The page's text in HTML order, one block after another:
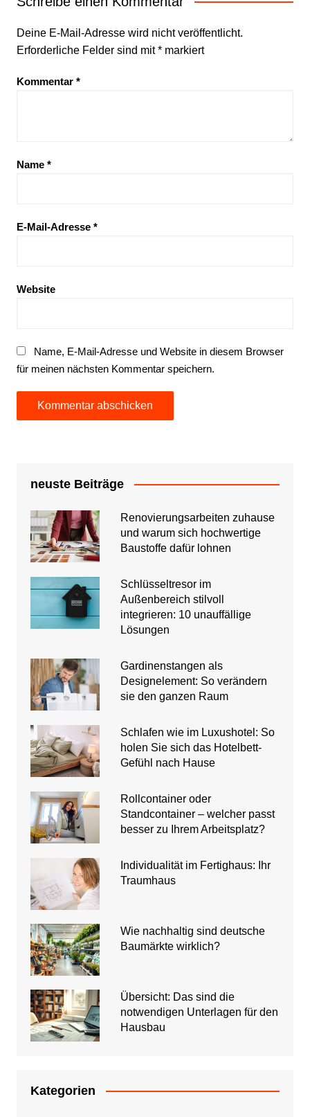
Deine E-Mail-Adresse wird nicht veröffentlicht.
Erforderliche Felder sind mit*markiert
Kommentar *
Name *
E-Mail-Adresse *
Website
Name, E-Mail-Adresse und Website in diesem Browser
für meinen nächsten Kommentar speichern.
neuste Beiträge
Renovierungsarbeiten zuhause
und warum sich hochwertige
Baustoffe dafür lohnen
Schlüsseltresor im
Außenbereich stilvoll
integrieren: 10 unauffällige
Lösungen
Gardinenstangen als
Designelement: So verändern
sie den ganzen Raum
Schlafen wie im Luxushotel: So
holen Sie sich das Hotelbett-
Gefühl nach Hause
Rollcontainer oder
Standcontainer – welcher passt
besser zu Ihrem Arbeitsplatz?
Individualität im Fertighaus: Ihr
Traumhaus
Wie nachhaltig sind deutsche
Baumärkte wirklich?
Übersicht: Das sind die
notwendigen Unterlagen für den
Hausbau
Kategorien